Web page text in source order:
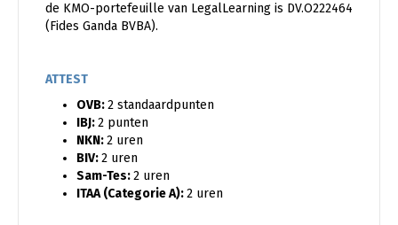
de KMO-portefeuille van LegalLearning is DV.O222464
(Fides Ganda BVBA).
ATTEST
OVB:2 standaardpunten
IBJ:2 punten
NKN:2 uren
BIV:2 uren
Sam-Tes:2 uren
ITAA (Categorie A):2 uren